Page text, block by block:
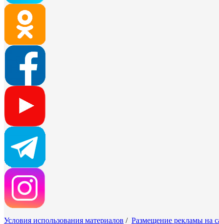
Условия использования материалов / Размещение рекламы на